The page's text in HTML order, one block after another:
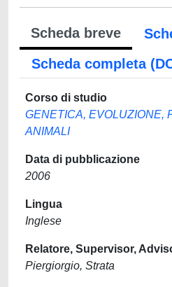
Scheda breve
Scheda completa
Corso di studio
GENETICA, EVOLUZIONE,
ANIMALI
Data di pubblicazione
2006
Lingua
Inglese
Relatore, Supervisor,
Piergiorgio, Strata